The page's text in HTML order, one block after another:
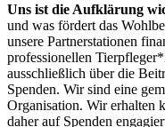
Uns ist die Aufklärung
und was fördert das
unsere Partnerstationen
professionellen
ausschließlich über die
Spenden. Wir sind eine
Organisation. Wir erhalten
daher auf Spenden